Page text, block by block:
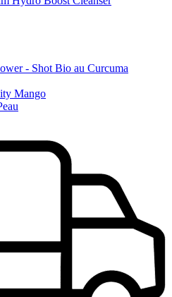
- Shot Bio au Curcuma
Mango